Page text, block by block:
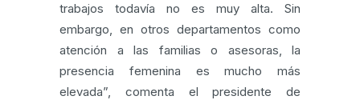
trabajos todavía no es muy alta. Sin
embargo, en otros departamentos como
atención a las familias o asesoras, la
presencia femenina es mucho más
elevada”, comenta el presidente de